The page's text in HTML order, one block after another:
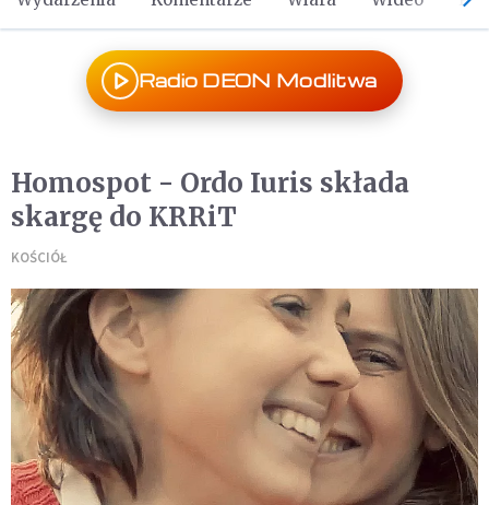
Radio DEON Modlitwa
Homospot - Ordo Iuris składa
skargę do KRRiT
KOŚCIÓŁ